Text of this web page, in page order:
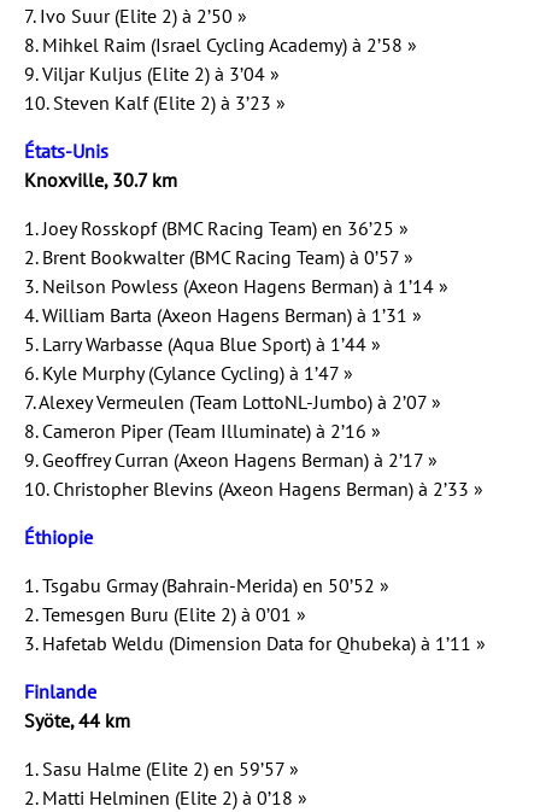
7. Ivo Suur (Elite 2) à 2’50 »
8. Mihkel Raim (Israel Cycling Academy) à 2’58 »
9. Viljar Kuljus (Elite 2) à 3’04 »
10. Steven Kalf (Elite 2) à 3’23 »
États-Unis
Knoxville, 30.7 km
1. Joey Rosskopf (BMC Racing Team) en 36’25 »
2. Brent Bookwalter (BMC Racing Team) à 0’57 »
3. Neilson Powless (Axeon Hagens Berman) à 1’14 »
4. William Barta (Axeon Hagens Berman) à 1’31 »
5. Larry Warbasse (Aqua Blue Sport) à 1’44 »
6. Kyle Murphy (Cylance Cycling) à 1’47 »
7. Alexey Vermeulen (Team LottoNL-Jumbo) à 2’07 »
8. Cameron Piper (Team Illuminate) à 2’16 »
9. Geoffrey Curran (Axeon Hagens Berman) à 2’17 »
10. Christopher Blevins (Axeon Hagens Berman) à 2’33 »
Éthiopie
1. Tsgabu Grmay (Bahrain-Merida) en 50’52 »
2. Temesgen Buru (Elite 2) à 0’01 »
3. Hafetab Weldu (Dimension Data for Qhubeka) à 1’11 »
Finlande
Syöte, 44 km
1. Sasu Halme (Elite 2) en 59’57 »
2. Matti Helminen (Elite 2) à 0’18 »